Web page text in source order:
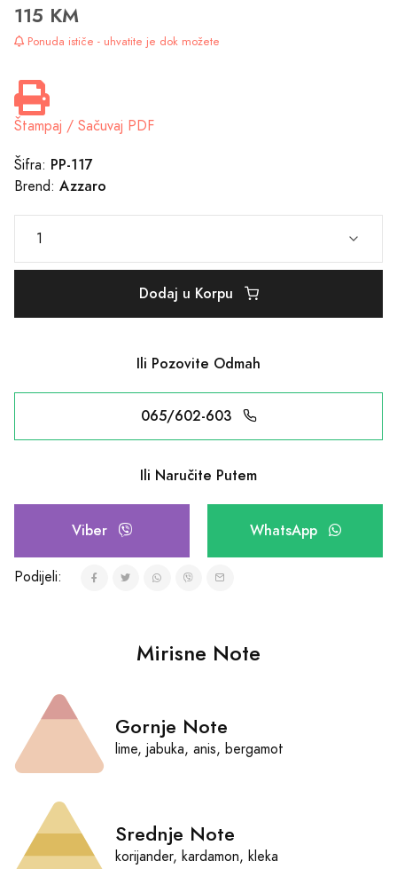
115 KM
Ponuda ističe - uhvatite je dok možete
Štampaj / Sačuvaj PDF
Šifra: PP-117
Brend: Azzaro
Dodaj u Korpu
Ili Pozovite Odmah
065/602-603
Ili Naručite Putem
Viber WhatsApp
Podijeli:
Mirisne Note
Gornje Note
lime, jabuka, anis, bergamot
Srednje Note
korijander, kardamon, kleka